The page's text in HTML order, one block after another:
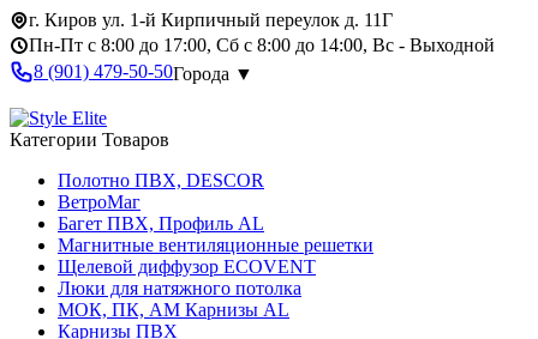
г. Киров ул. 1-й Кирпичный переулок д. 11Г
Пн-Пт с 8:00 до 17:00, Сб с 8:00 до 14:00, Вс - Выходной
8 (901) 479-50-50Города ▼
Категории Товаров
Полотно ПВХ, DESCOR
ВетроМаг
Багет ПВХ, Профиль AL
Магнитные вентиляционные решетки
Щелевой диффузор ECOVENT
Люки для натяжного потолка
МОК, ПК, АМ Карнизы AL
Карнизы ПВХ